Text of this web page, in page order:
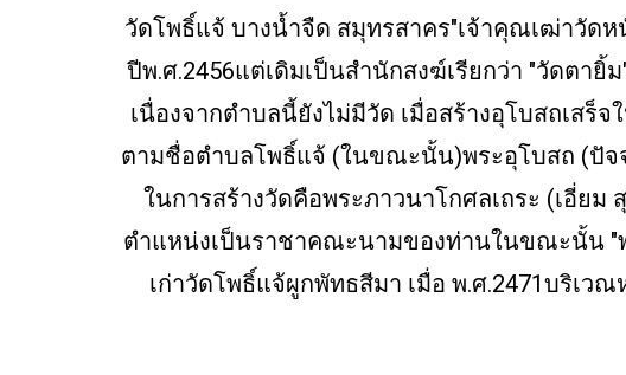
วัดโพธิ์แจ้ บางน้ำจืด สมุทรสาคร"เจ้าคุณเฒ่าวัด
ปีพ.ศ.2456แต่เดิมเป็นสำนักสงฆ์เรียกว่า "วัดตา
เนื่องจากตำบลนี้ยังไม่มีวัด เมื่อสร้างอุโบสถเสร็
ตามชื่อตำบลโพธิ์แจ้ (ในขณะนั้น)พระอุโบสถ (ปัจ
ในการสร้างวัดคือพระภาวนาโกศลเถระ (เอี่
ตำแหน่งเป็นราชาคณะนามของท่านในขณะนั้น "
เก่าวัดโพธิ์แจ้ผูกพัทธสีมา เมื่อ พ.ศ.2471บริเว